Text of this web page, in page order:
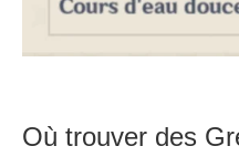
Où trouver des